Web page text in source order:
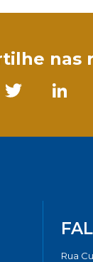
nas
Rua